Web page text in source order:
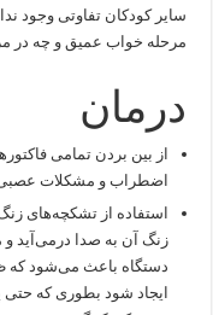
سایر کودکان تفاوتی وجود
مرحله خواب عمیق و چه در
درمان
از بین بردن تمامی
اضطراب و مشکلات
استفاده از تشکچه‌های
زنگ آن به صدا درمی‌آید
دستگاه باعث می‌شود
ایجاد شود بطوری که حتی